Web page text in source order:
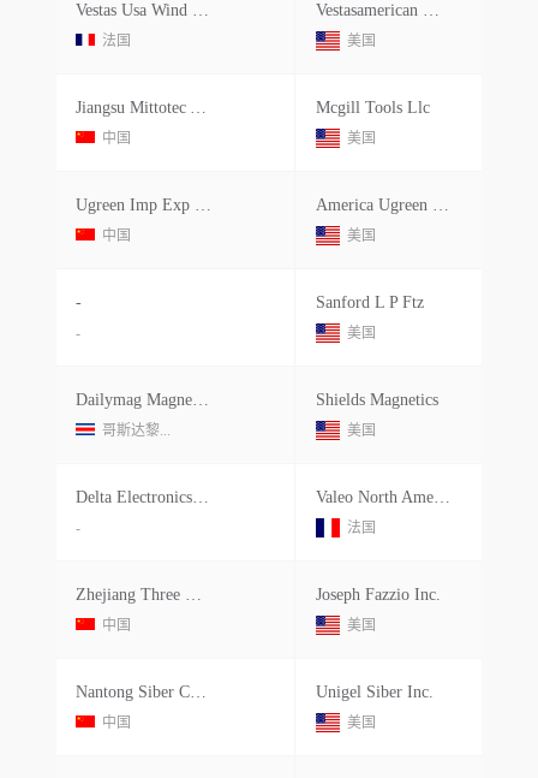
Vestas Usa Wind Techonology
法国
Vestasamerican Wind Technologies Ltd.
美国
Jiangsu Mittotec Abrasive Tools Co.ltd
中国
Mcgill Tools Llc
美国
Ugreen Imp Exp Co.ltd.
中国
America Ugreen Ltd.
美国
-
-
Sanford L P Ftz
美国
Dailymag Magnetic Technologies Nb Ltd.
哥斯达黎...
Shields Magnetics
美国
Delta Electronics Thailand Public Co Ltd.
-
Valeo North America Inc.
法国
Zhejiang Three Gold Magnetic Machin
中国
Joseph Fazzio Inc.
美国
Nantong Siber Communication Co.ltd.
中国
Unigel Siber Inc.
美国